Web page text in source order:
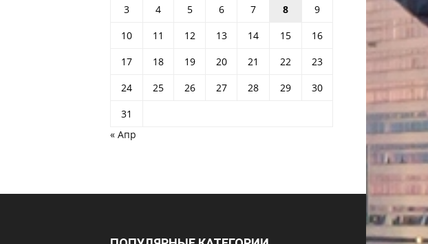
3
4 5 6 7 8
9
10
11 12 13 14 15
16
17
18 19 20 21 22
23
24
25 26 27 28 29
30
31
« Апр